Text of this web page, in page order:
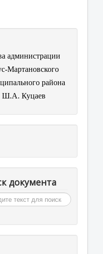
администрации
Мартановского
района
Ш.А. Куцаев
документа